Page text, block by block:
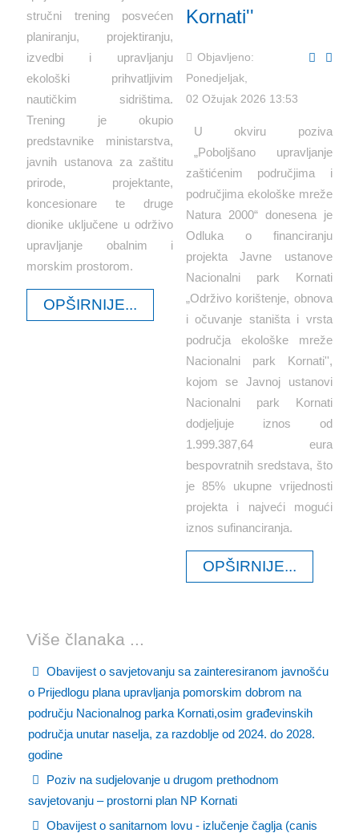
stručni trening posvećen
planiranju, projektiranju,
izvedbi i upravljanju
ekološki prihvatljivim
nautičkim sidrištima.
Trening je okupio
predstavnike ministarstva,
javnih ustanova za zaštitu
prirode, projektante,
koncesionare te druge
dionike uključene u održivo
upravljanje obalnim i
morskim prostorom.
OPŠIRNIJE...
Kornati''
Objavljeno:
Ponedjeljak,
02 Ožujak 2026 13:53
U okviru poziva
„Poboljšano upravljanje
zaštićenim područjima i
područjima ekološke mreže
Natura 2000“ donesena je
Odluka o financiranju
projekta Javne ustanove
Nacionalni park Kornati
„Održivo korištenje, obnova
i očuvanje staništa i vrsta
područja ekološke mreže
Nacionalni park Kornati'',
kojom se Javnoj ustanovi
Nacionalni park Kornati
dodjeljuje iznos od
1.999.387,64 eura
bespovratnih sredstava, što
je 85% ukupne vrijednosti
projekta i najveći mogući
iznos sufinanciranja.
OPŠIRNIJE...
Više članaka ...
Obavijest o savjetovanju sa zainteresiranom javnošću
o Prijedlogu plana upravljanja pomorskim dobrom na
području Nacionalnog parka Kornati,osim građevinskih
područja unutar naselja, za razdoblje od 2024. do 2028.
godine
Poziv na sudjelovanje u drugom prethodnom
savjetovanju – prostorni plan NP Kornati
Obavijest o sanitarnom lovu - izlučenje čaglja (canis